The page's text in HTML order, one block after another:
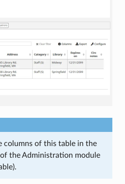
columns of this table in the
the Administration module